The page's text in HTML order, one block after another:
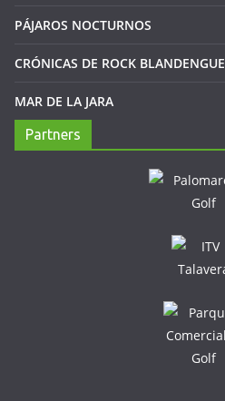
PÁJAROS NOCTURNOS
CRÓNICAS DE ROCK BLANDENGUE
MAR DE LA JARA
Partners